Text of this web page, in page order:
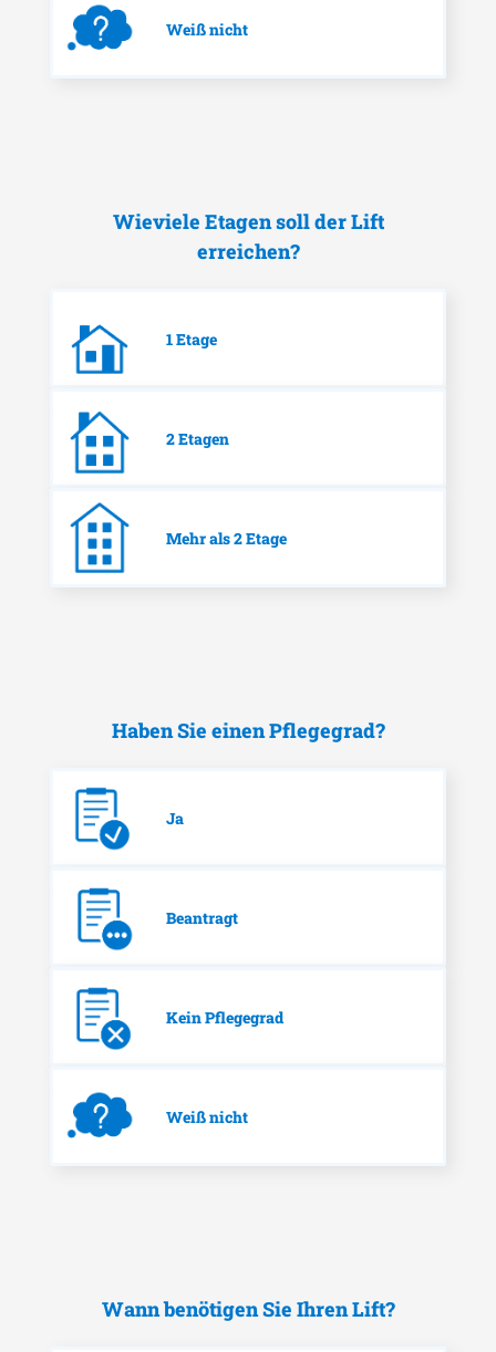
Weiß nicht
Wieviele Etagen soll der Lift
erreichen?
1 Etage
2 Etagen
Mehr als 2 Etage
Haben Sie einen Pflegegrad?
Ja
Beantragt
Kein Pflegegrad
Weiß nicht
Wann benötigen Sie Ihren Lift?